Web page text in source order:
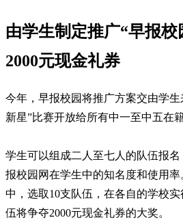
由学生制定推广“早报校
2000元现金礼券
今年，早报校园将推广方案交由学
新星”比赛开放给所有中一至中五在
学生可以组成二人至七人的队伍报
报校园网在学生中的知名度和使用
中，选取10支队伍，在各自的学校
伍将争夺2000元现金礼券的大奖。